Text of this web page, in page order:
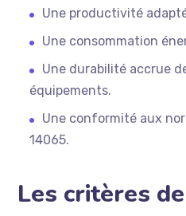
Une productivité
Une consommation
Une durabilité accrue
équipements.
Une conformité aux
14065.
Les critères de